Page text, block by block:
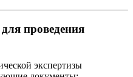
проведения
экспертизы